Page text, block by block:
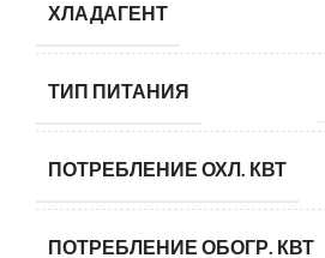
ХЛАДАГЕНТ
ТИП ПИТАНИЯ
ПОТРЕБЛЕНИЕ ОХЛ. КВТ
ПОТРЕБЛЕНИЕ ОБОГР. КВТ